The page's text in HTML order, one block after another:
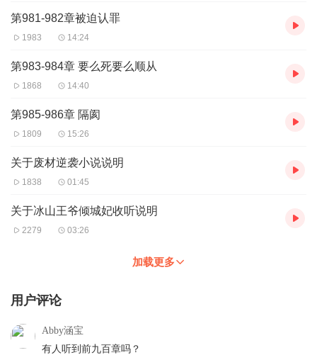
第981-982章被迫认罪
1983 14:24
第983-984章 要么死要么顺从
1868 14:40
第985-986章 隔阂
1809 15:26
关于废材逆袭小说说明
1838 01:45
关于冰山王爷倾城妃收听说明
2279 03:26
加载更多
用户评论
Abby涵宝
有人听到前九百章吗？